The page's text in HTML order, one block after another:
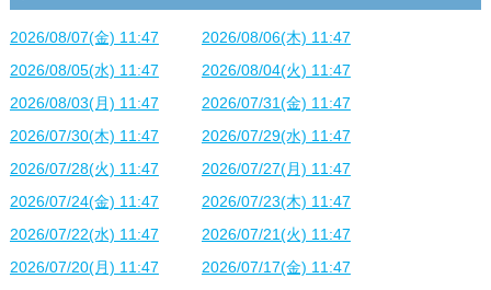
2026/08/07(金) 11:47
2026/08/06(木) 11:47
2026/08/05(水) 11:47
2026/08/04(火) 11:47
2026/08/03(月) 11:47
2026/07/31(金) 11:47
2026/07/30(木) 11:47
2026/07/29(水) 11:47
2026/07/28(火) 11:47
2026/07/27(月) 11:47
2026/07/24(金) 11:47
2026/07/23(木) 11:47
2026/07/22(水) 11:47
2026/07/21(火) 11:47
2026/07/20(月) 11:47
2026/07/17(金) 11:47